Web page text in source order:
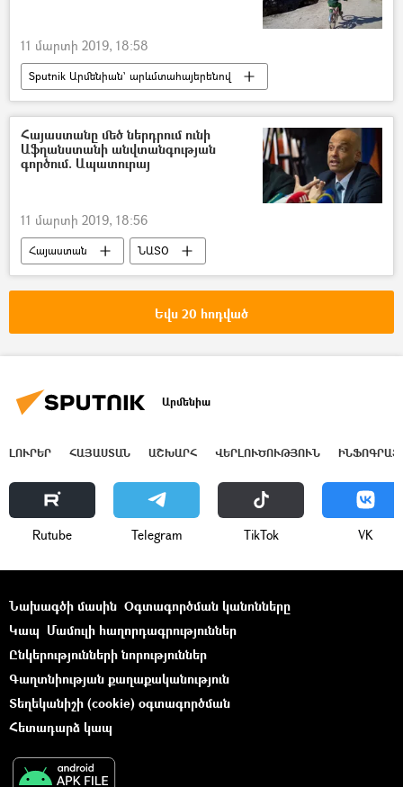
11 մարտի 2019, 18:58
Sputnik Արմենիան` արևմտահայերենով
Աշխարհ
Հայաստանը մեծ ներդրում ունի
Աֆղանստանի անվտանգության
գործում. Ապատուրայ
11 մարտի 2019, 18:56
Հայաստան ՆԱՏՕ
Եվս 20 հոդված
Արմենիա
ԼՈՒՐԵՐ ՀԱՅԱՍՏԱՆ ԱՇԽԱՐՀ ՎԵՐԼՈՒԾՈՒԹՅՈՒՆ
Rutube Telegram ТikТоk VK
Նախագծի մասին Օգտագործման կանոնները
Կապ Մամուլի հաղորդագրություններ
Ընկերությունների նորություններ
Գաղտնիության քաղաքականություն
Տեղեկանիշի (cookie) օգտագործման
Հետադարձ կապ